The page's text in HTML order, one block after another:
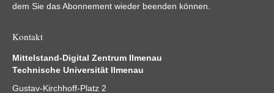
dem Sie das Abonnement wieder beenden können.
Kontakt
Mittelstand-Digital Zentrum Ilmenau
Technische Universität Ilmenau
Gustav-Kirchhoff-Platz 2